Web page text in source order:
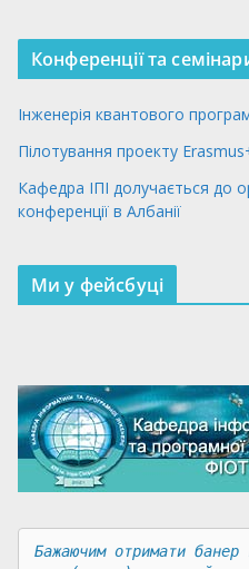
Конференції та
Інженерія квантового
Пілотування проекту
Кафедра ІПІ долучається до
конференції в Албанії
Ми у фейсбуці
Бажаючим отримати